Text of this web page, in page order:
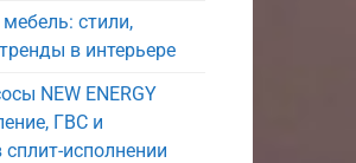
стили,
в интерьере
NEW ENERGY
ГВС и
исполнении